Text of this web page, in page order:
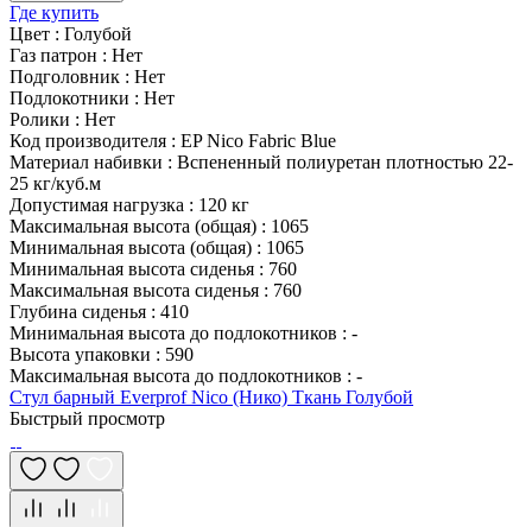
Где купить
Цвет : Голубой
Газ патрон : Нет
Подголовник : Нет
Подлокотники : Нет
Ролики : Нет
Код производителя : EP Nico Fabric Blue
Материал набивки : Вспененный полиуретан плотностью 22-
25 кг/куб.м
Допустимая нагрузка : 120 кг
Максимальная высота (общая) : 1065
Минимальная высота (общая) : 1065
Минимальная высота сиденья : 760
Максимальная высота сиденья : 760
Глубина сиденья : 410
Минимальная высота до подлокотников : -
Высота упаковки : 590
Максимальная высота до подлокотников : -
Стул барный Everprof Nico (Нико) Ткань Голубой
Быстрый просмотр